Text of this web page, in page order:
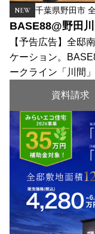
NEW 千葉県野田市
BASE88@野田
【予告広告】全邸
ケーション。
ークライン「川間
資料請求